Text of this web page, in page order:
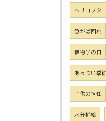
ヘリコプタ
急がば回れ
植物学の日
あっつい季
子供の担任
水分補給